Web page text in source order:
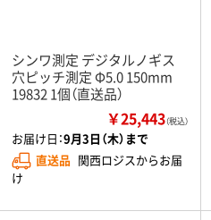
シンワ測定 デジタルノギス
穴ピッチ測定 Φ5.0 150mm
19832 1個（直送品）
￥25,443（税込）
お届け日：9月3日（木）まで
直送品 関西ロジスからお届
け